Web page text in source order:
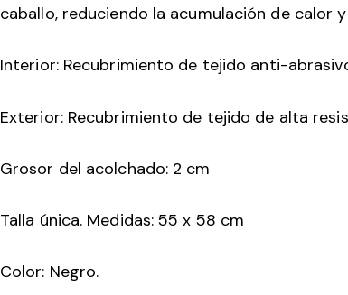
caballo, reduciendo la acumulación de calor
Interior: Recubrimiento de tejido anti-
Exterior: Recubrimiento de tejido de alta
Grosor del acolchado: 2 cm
Talla única. Medidas: 55 x 58 cm
Color: Negro.